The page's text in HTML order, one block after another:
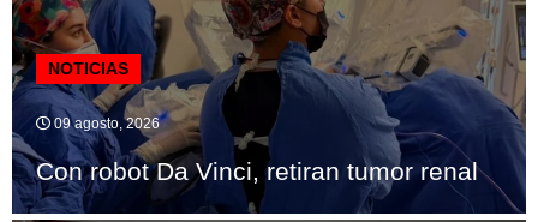
NOTICIAS
09 agosto, 2026
Con robot Da Vinci, retiran tumor renal